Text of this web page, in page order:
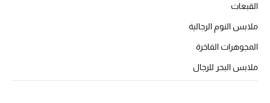
جميع الملابس النسائية
القبعات
ملابس النوم الرجالية
المجوهرات الفاخرة
ملابس البحر للرجال